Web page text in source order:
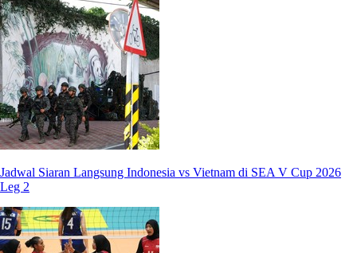
Jadwal Siaran Langsung Indonesia vs Vietnam di SEA V Cup 2026
Leg 2